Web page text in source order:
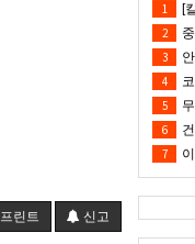
프린트 신고
1
[
2
3
4
5 무
6
7